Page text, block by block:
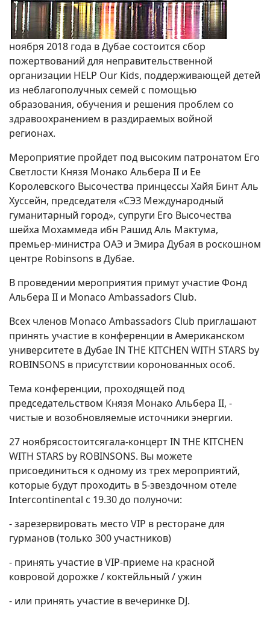
ноября 2018 года в Дубае состоится сбор
пожертвований для неправительственной
организации HELP Our Kids, поддерживающей детей
из неблагополучных семей с помощью
образования, обучения и решения проблем со
здравоохранением в раздираемых войной
регионах.
Мероприятие пройдет под высоким патронатом Его
Светлости Князя Монако Альбера II и Ее
Королевского Высочества принцессы Хайя Бинт Аль
Хуссейн, председателя «СЭЗ Международный
гуманитарный город», супруги Его Высочества
шейха Мохаммеда ибн Рашид Аль Мактума,
премьер-министра ОАЭ и Эмира Дубая в роскошном
центре Robinsons в Дубае.
В проведении мероприятия примут участие Фонд
Альбера II и Monaco Ambassadors Club.
Всех членов Monaco Ambassadors Club приглашают
принять участие в конференции в Американском
университете в Дубае IN THE KITCHEN WITH STARS by
ROBINSONS в присутствии коронованных особ.
Тема конференции, проходящей под
председательством Князя Монако Альбера II, -
чистые и возобновляемые источники энергии.
27 ноябрясостоитсягала-концерт IN THE KITCHEN
WITH STARS by ROBINSONS. Вы можете
присоединиться к одному из трех мероприятий,
которые будут проходить в 5-звездочном отеле
Intercontinental с 19.30 до полуночи:
- зарезервировать место VIP в ресторане для
гурманов (только 300 участников)
- принять участие в VIP-приеме на красной
ковровой дорожке / коктейльный / ужин
- или принять участие в вечеринке DJ.